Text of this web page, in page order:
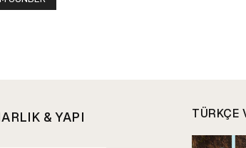
& YAPI
TÜRKÇE